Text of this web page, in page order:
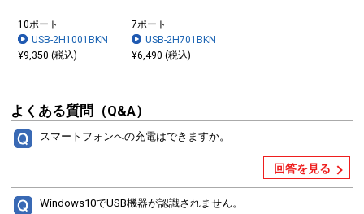
10ポート
USB-2H1001BKN
¥9,350 (税込)
7ポート
USB-2H701BKN
¥6,490 (税込)
よくある質問（Q&A）
スマートフォンへの充電はできますか。
回答を見る
Windows10でUSB機器が認識されません。